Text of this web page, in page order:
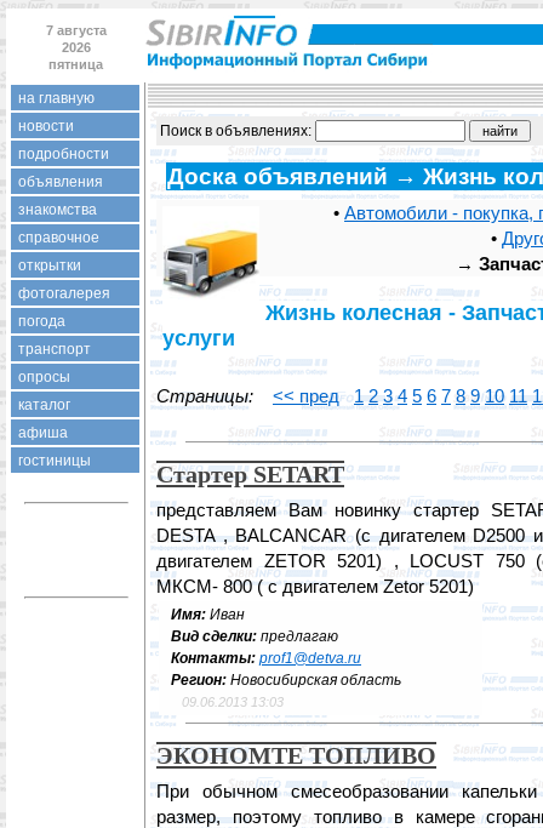
7 августа
2026
пятница
на главную
новости
подробности
объявления
знакомства
справочное
открытки
фотогалерея
погода
транспорт
опросы
каталог
афиша
гостиницы
Поиск в объявлениях:
Доска объявлений → Жизнь
• Автомобили - покупка,
•
→
Жизнь колесная -
услуги
Страницы: << пред 1 2 3 4 5 6 7 8 9 10 11
Стартер SETART
представляем Вам новинку стартер
DESTA , BALCANCAR (с дигателем
двигателем ZETOR 5201) , LOCUST 750
МКСМ- 800 ( с двигателем Zetor 5201)
Имя: Иван
Вид сделки: предлагаю
Контакты: prof1@detva.ru
Регион: Новосибирская область
09.06.2013 13:03
ЭКОНОМТЕ ТОПЛИВО
При обычном смесеобразовании
размер, поэтому топливо в камере